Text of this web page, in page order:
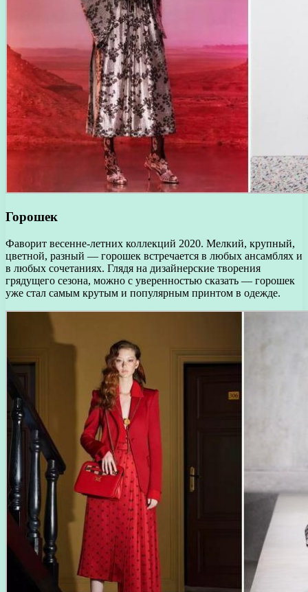
Горошек
Фаворит весенне-летних коллекций 2020. Мелкий, крупный,
цветной, разный — горошек встречается в любых ансамблях и
в любых сочетаниях. Глядя на дизайнерские творения
грядущего сезона, можно с уверенностью сказать — горошек
уже стал самым крутым и популярным принтом в одежде.